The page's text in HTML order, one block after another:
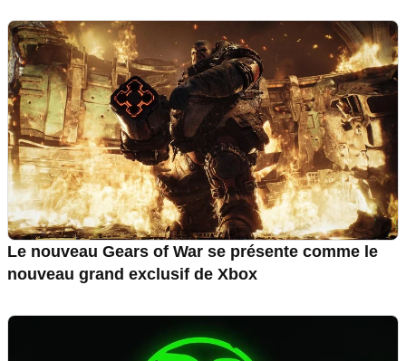
Le nouveau Gears of War se présente comme le
nouveau grand exclusif de Xbox